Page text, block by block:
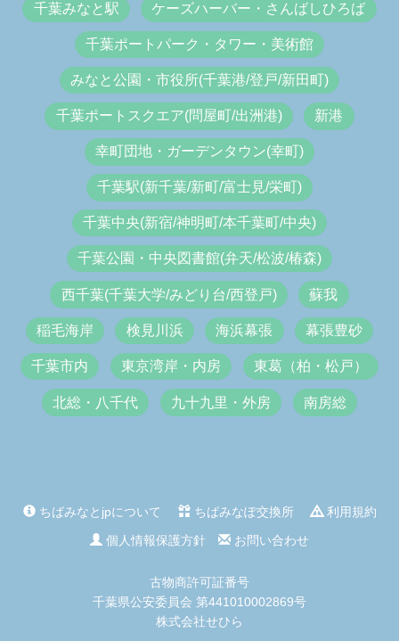
千葉みなと駅 ケーズハーバー・さんばしひろば
千葉ポートパーク・タワー・美術館
みなと公園・市役所(千葉港/登戸/新田町)
千葉ポートスクエア(問屋町/出洲港) 新港
幸町団地・ガーデンタウン(幸町)
千葉駅(新千葉/新町/富士見/栄町)
千葉中央(新宿/神明町/本千葉町/中央)
千葉公園・中央図書館(弁天/松波/椿森)
西千葉(千葉大学/みどり台/西登戸) 蘇我
稲毛海岸 検見川浜 海浜幕張 幕張豊砂
千葉市内 東京湾岸・内房 東葛（柏・松戸）
北総・八千代 九十九里・外房 南房総
ちばみなとjpについて ちばみなぽ交換所
利用規約
個人情報保護方針
お問い合わせ
古物商許可証番号
千葉県公安委員会 第441010002869号
株式会社せひら